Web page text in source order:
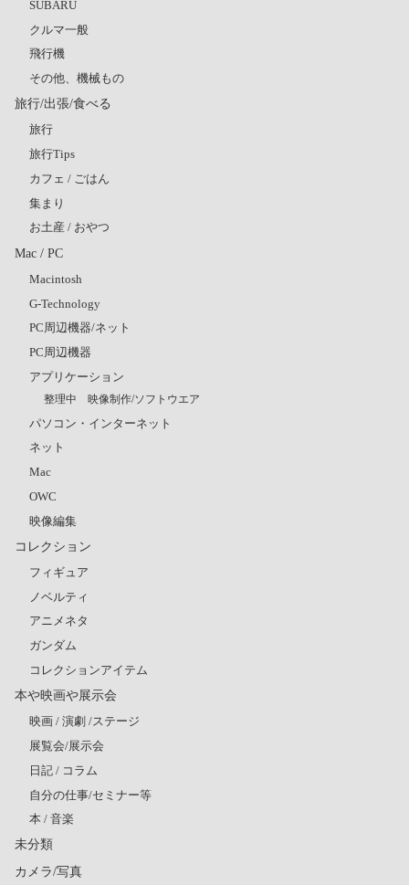
SUBARU
クルマ一般
飛行機
その他、機械もの
旅行/出張/食べる
旅行
旅行Tips
カフェ / ごはん
集まり
お土産 / おやつ
Mac / PC
Macintosh
G-Technology
PC周辺機器/ネット
PC周辺機器
アプリケーション
整理中 映像制作/ソフトウエア
パソコン・インターネット
ネット
Mac
OWC
映像編集
コレクション
フィギュア
ノベルティ
アニメネタ
ガンダム
コレクションアイテム
本や映画や展示会
映画 / 演劇 /ステージ
展覧会/展示会
日記 / コラム
自分の仕事/セミナー等
本 / 音楽
未分類
カメラ/写真